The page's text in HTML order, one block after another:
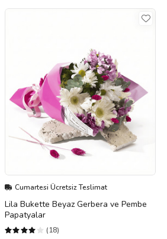
Cumartesi Ücretsiz Teslimat
Lila Bukette Beyaz Gerbera ve Pembe
Papatyalar
(18)